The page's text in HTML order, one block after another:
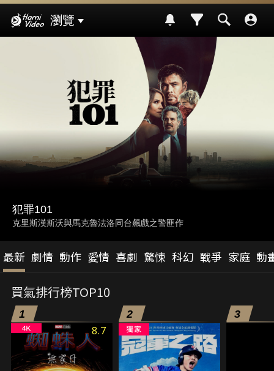
瀏覽
美國超自然恐怖公路電影
最新 劇情 動作 愛情 喜劇 驚悚 科幻 戰爭 家庭 動
買氣排行榜TOP10
1
8.7
2 3